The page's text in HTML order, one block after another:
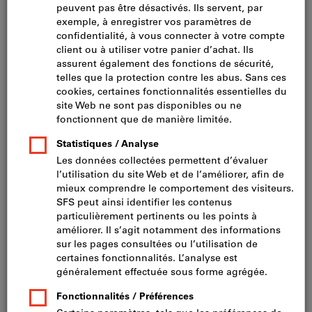
Cliquer pour agrandir l’image